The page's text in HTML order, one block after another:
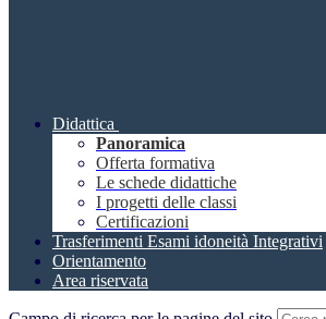
Didattica
Panoramica
Offerta formativa
Le schede didattiche
I progetti delle classi
Certificazioni
Trasferimenti Esami idoneità Integrativi
Orientamento
Area riservata